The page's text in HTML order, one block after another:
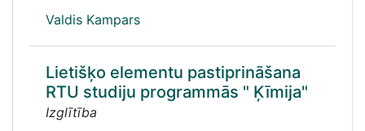
Valdis Kampars
Lietišķo elementu pastiprināšana
RTU studiju programmās " Ķīmija"
Izglītība